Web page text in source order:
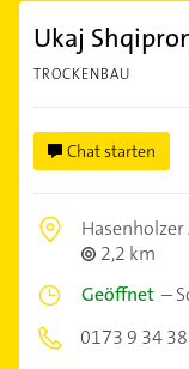
Ukaj
TROCKENBAU
Chat starten
Hasenholzer
2,2 km
Geöffnet –
0173 9 34